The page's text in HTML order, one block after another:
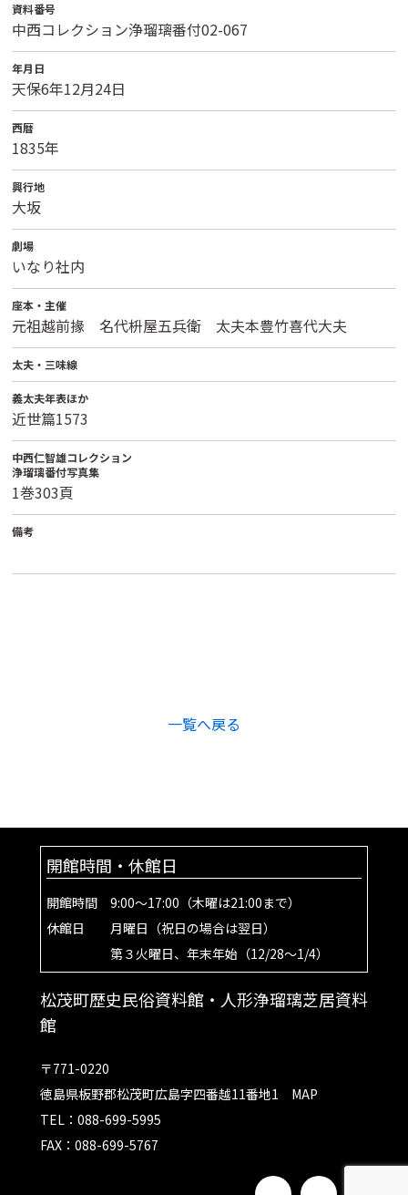
資料番号
中西コレクション浄瑠璃番付02-067
年月日
天保6年12月24日
西暦
1835年
興行地
大坂
劇場
いなり社内
座本・主催
元祖越前掾 名代枡屋五兵衛 太夫本豊竹喜代大夫
太夫・三味線
義太夫年表ほか
近世篇1573
中西仁智雄コレクション
浄瑠璃番付写真集
1巻303頁
備考
一覧へ戻る
開館時間・休館日
開館時間 9:00～17:00（木曜は21:00まで）
休館日 月曜日（祝日の場合は翌日）
第３火曜日、年末年始（12/28～1/4）
松茂町歴史民俗資料館・人形浄瑠璃芝居資料
館
〒771-0220
徳島県板野郡松茂町広島字四番越11番地1 MAP
TEL：088-699-5995
FAX：088-699-5767